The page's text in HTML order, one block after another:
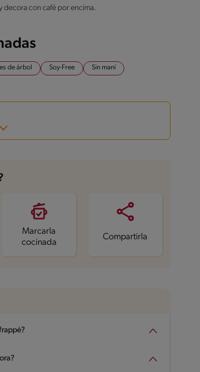
decora con café por encima.
de árbol Soy-Free
Sin maní
Marcarla
cocinada
Compartirla